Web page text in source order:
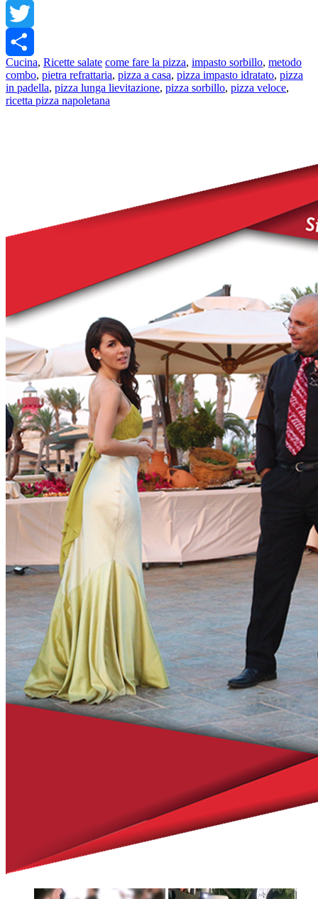
Messenger
Twitter
Share
Cucina, Ricette salate come fare la pizza, impasto sorbillo, metodo
combo, pietra refrattaria, pizza a casa, pizza impasto idratato, pizza
in padella, pizza lunga lievitazione, pizza sorbillo, pizza veloce,
ricetta pizza napoletana